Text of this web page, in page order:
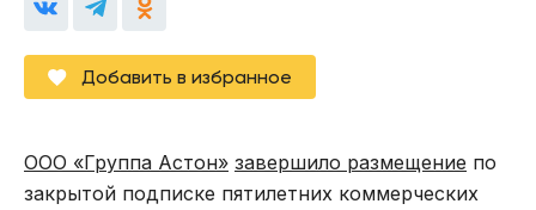
Добавить в избранное
ООО «Группа Астон» завершило размещение по
закрытой подписке пятилетних коммерческих